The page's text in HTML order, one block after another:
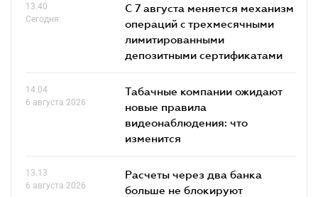
13.40
Сегодня
С 7 августа меняется механизм
операций с трехмесячными
лимитированными
депозитными сертификатами
14.04
6 августа 2026
Табачные компании ожидают
новые правила
видеонаблюдения: что
изменится
13.13
6 августа 2026
Расчеты через два банка
больше не блокируют